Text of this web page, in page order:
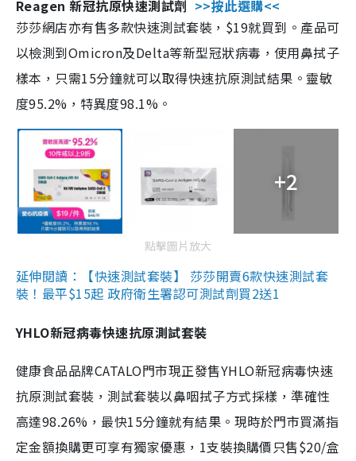
Reagen 新冠抗原快速測試劑 >>按此選購<<
莎莎網店亦有售多款快速測試套裝，$19就買到。產品可
以檢測到Omicron及Delta等新型冠狀病毒，使用鼻拭子
樣本，只需15分鐘就可以取得快速抗原測試結果。靈敏
度95.2%，特異度98.1%。
+2
點擊圖片放大
延伸閱讀：【快速測試套裝】 莎莎開賣6款快速測試套
裝！最平$15起 政府衛生署認可測試劑買2送1
YHLO新冠病毒快速抗原測試套裝
健康食品品牌CATALO門市現正發售YHLO新冠病毒快速
抗原測試套裝，測試套裝以鼻咽拭子方式採樣，準確性
高達98.26%，最快15分鐘就有結果。現時於門市買滿指
定金額換購更可享有獨家優惠，1支裝換購價只售$20/盒